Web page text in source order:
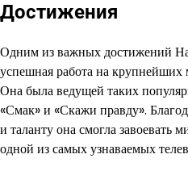
Достижения
Одним из важных достижений
успешная работа на
Она была ведущей таких
«Смак» и «Скажи правду».
и таланту она смогла завоевать
одной из самых узнаваемых